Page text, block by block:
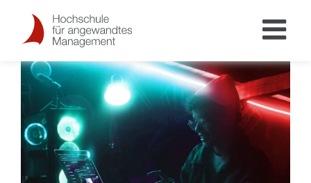
View
Larger
Image